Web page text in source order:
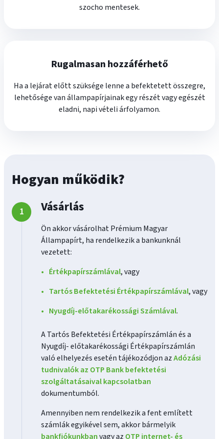
szocho mentesek.
Rugalmasan hozzáférhető
Ha a lejárat előtt szüksége lenne a befektetett összegre,
lehetősége van állampapírjainak egy részét vagy egészét
eladni, napi vételi árfolyamon.
Hogyan működik?
Vásárlás
Ön akkor vásárolhat Prémium Magyar
Állampapírt, ha rendelkezik a bankunknál
vezetett:
Értékpapírszámlával, vagy
Tartós Befektetési Értékpapírszámlával, vagy
Nyugdíj-előtakarékossági Számlával.
A Tartós Befektetési Értékpapírszámlán és a
Nyugdíj- előtakarékossági Értékpapírszámlán
való elhelyezés esetén tájékozódjon azAdózási
tudnivalók az OTP Bank befektetési
szolgáltatásaival kapcsolatban
dokumentumból.
Amennyiben nem rendelkezik a fent említett
számlák egyikével sem, akkor bármelyik
bankfiókunkbanvagy az OTP internet- és